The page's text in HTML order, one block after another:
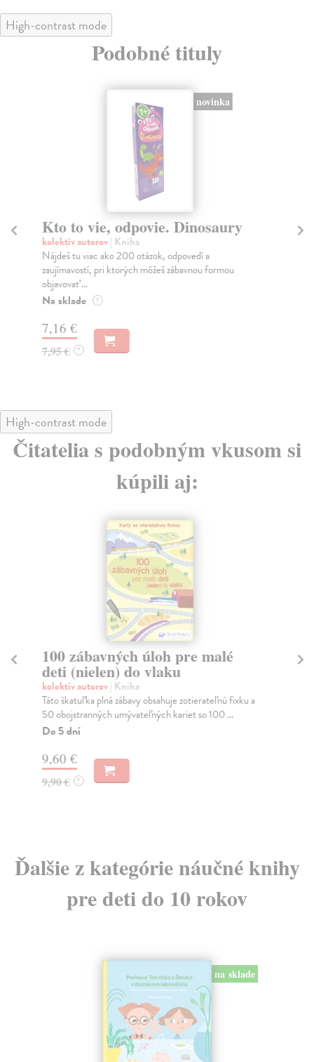
High-contrast mode
Podobné tituly
novinka
Kto to vie, odpovie. Dinosaury
kolektív autorov| Kniha
Nájdeš tu viac ako 200 otázok, odpovedí a
zaujímavostí, pri ktorých môžeš zábavnou formou
objavovať ...
Na sklade ?
7,16 €
7,95 € ?
High-contrast mode
Čitatelia s podobným vkusom si
kúpili aj:
100 zábavných úloh pre malé
deti (nielen) do vlaku
kolektív autorov| Kniha
Táto škatuľka plná zábavy obsahuje zotierateľnú fixku a
50 obojstranných umývateľných kariet so 100 ...
Do 5 dní
9,60 €
9,90 € ?
Ďalšie z kategórie náučné knihy
pre deti do 10 rokov
na sklade